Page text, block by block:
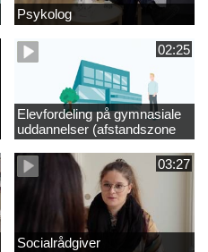
Psykolog
02:25
Elevfordeling på gymnasiale
uddannelser (afstandszone
redigeret)
03:27
Socialrådgiver